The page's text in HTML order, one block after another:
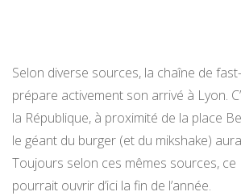
Selon diverse sources, la chaîne de
prépare activement son arrivé à Lyon.
la République, à proximité de la place
le géant du burger (et du mikshake)
Toujours selon ces mêmes sources, ce
pourrait ouvrir d’ici la fin de l’année.